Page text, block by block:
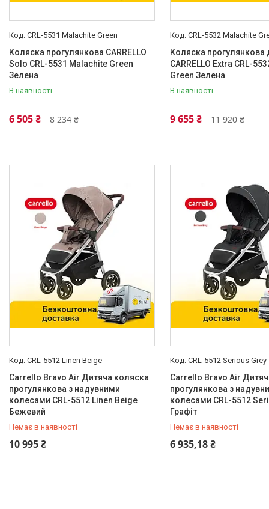
Так 220
Так
18
Немає 14
Так 20
Світловідбивачі
125
Регульована підніжка
Так 180
Так 17
Так 248
Так 19
Безшумна регулювання
капюшона
CRL-5531 Malachite Green
Коляска прогулянкова CARRELLO
Solo CRL-5531 Malachite Green
Зелена
В наявності
8 234 ₴
6 505 ₴
CRL-5532 Malachite
Коляска прогулянкова
CARRELLO Extra CRL-
Green Зелена
В наявності
11 920 ₴
9 655 ₴
CRL-5512 Linen Beige
Carrello Bravo Air Дитяча коляска
прогулянкова з надувними
колесами CRL-5512 Linen Beige
Бежевий
Немає в наявності
10 995 ₴
0 (800) 33-98-35
CRL-5512 Serious Grey
Carrello Bravo Air
прогулянкова з
колесами CRL-5512
Графіт
Немає в наявності
6 935,18 ₴
0 (800) 33-98-35